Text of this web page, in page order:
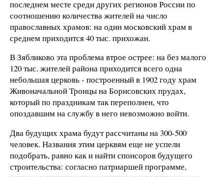
последнем месте среди других регионов России по
соотношению количества жителей на число
православных храмов: на один московский храм в
среднем приходится 40 тыс. прихожан.
В Зябликово эта проблема втрое острее: на без малого
120 тыс. жителей района приходится всего одна
небольшая церковь - построенный в 1902 году храм
Живоначальной Троицы на Борисовских прудах,
который по праздникам так переполнен, что
опоздавшим на службу в него невозможно войти.
Два будущих храма будут рассчитаны на 300-500
человек. Названия этим церквям еще не успели
подобрать, равно как и найти спонсоров будущего
строительства: согласно патриаршей программе,